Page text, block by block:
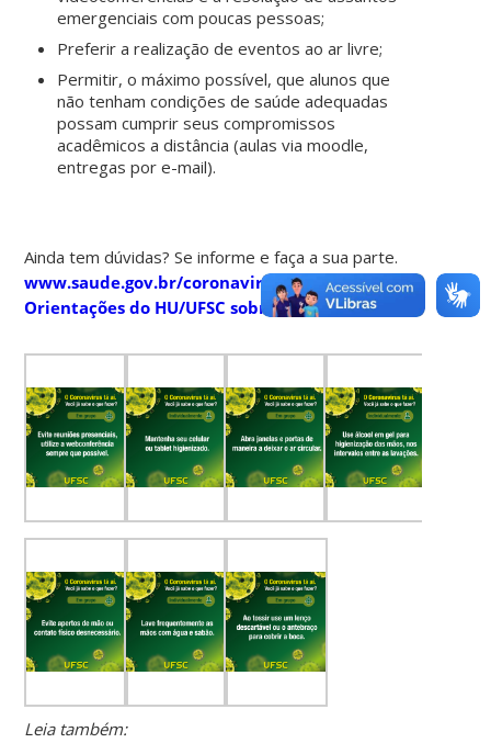
emergenciais com poucas pessoas;
Preferir a realização de eventos ao ar livre;
Permitir, o máximo possível, que alunos que
não tenham condições de saúde adequadas
possam cumprir seus compromissos
acadêmicos a distância (aulas via moodle,
entregas por e-mail).
Ainda tem dúvidas? Se informe e faça a sua parte.
www.saude.gov.br/coronavirus
Orientações do HU/UFSC sobre o Coronavírus
Leia também: